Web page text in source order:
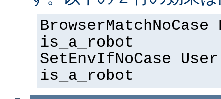
BrowserMatchNoCase
is_a_robot
SetEnvIfNoCase
is_a_robot